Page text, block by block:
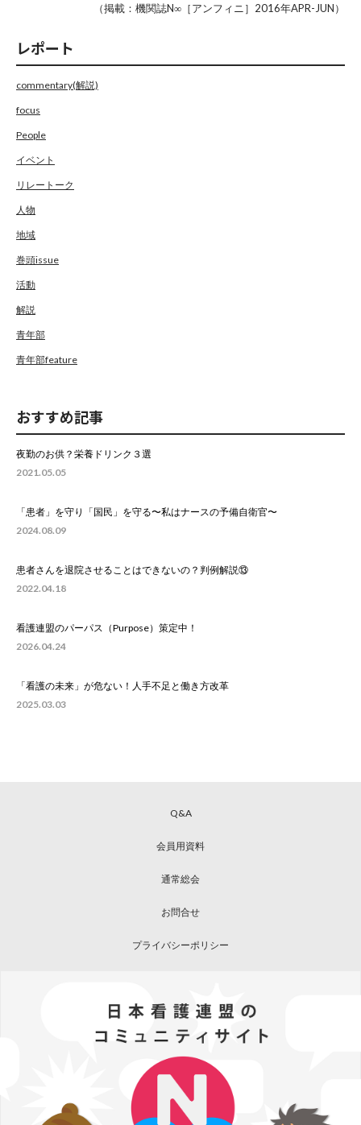
（掲載：機関誌N∞［アンフィニ］2016年APR-JUN）
レポート
commentary(解説)
focus
People
イベント
リレートーク
人物
地域
巻頭issue
活動
解説
青年部
青年部feature
おすすめ記事
夜勤のお供？栄養ドリンク３選
2021.05.05
「患者」を守り「国民」を守る〜私はナースの予備自衛官〜
2024.08.09
患者さんを退院させることはできないの？判例解説⑬
2022.04.18
看護連盟のパーパス（Purpose）策定中！
2026.04.24
「看護の未来」が危ない！人手不足と働き方改革
2025.03.03
Q&A
会員用資料
通常総会
お問合せ
プライバシーポリシー